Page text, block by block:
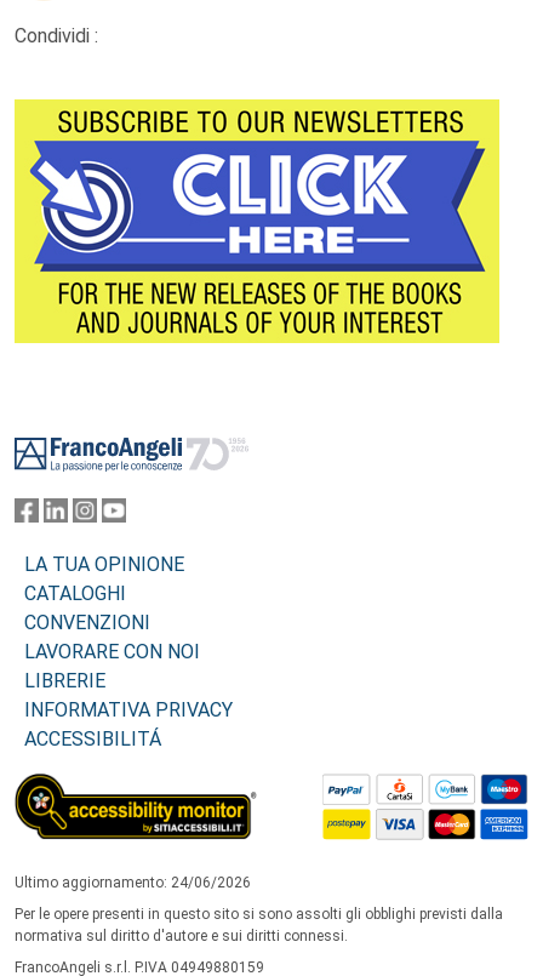
Condividi :
LA TUA OPINIONE
CATALOGHI
CONVENZIONI
LAVORARE CON NOI
LIBRERIE
INFORMATIVA PRIVACY
ACCESSIBILITÁ
Ultimo aggiornamento: 24/06/2026
Per le opere presenti in questo sito si sono assolti gli obblighi previsti dalla
normativa sul diritto d'autore e sui diritti connessi.
FrancoAngeli s.r.l. P.IVA 04949880159